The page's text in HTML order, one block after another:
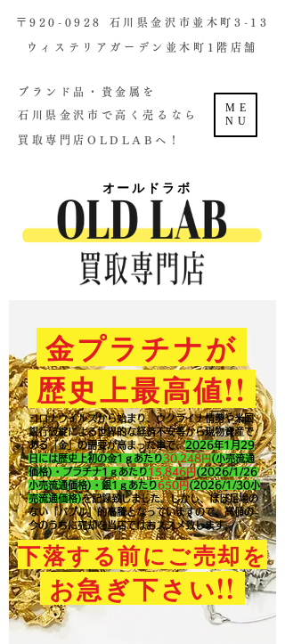
ME
NU
金プラチナが
歴史上最高値!!
コロナウイルスから始まり、ウクライナ情勢や米国
銀行破綻による世界的な経済不安等から現物資産で
ある「金」の需要が高まった事で、2026年1月29
日には歴史上初の金1ｇあたり30,248円 (小売流通
価格)・プラチナ1ｇあたり15,846円 (2026/1/26
小売流通価格)・銀1ｇあたり650円 (2026/1/30小
売流通価格)を記録致しました。​しかし、ほぼ足場の
ない「バブル」的高騰となっていますので、高値の
今のうちに売却を当店ではおススメ致します。
下落する前にご売却を
お急ぎ下さい!!
​〒920-0928 石川県金沢市並木町3-13
ウィステリアガーデン並木町1階店舗​
ブランド品・貴金属を
石川県金沢市で高く売るなら
買取専門店OLDLABへ！
オールドラボ